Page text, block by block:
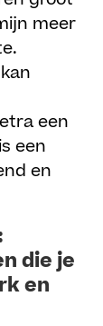
meer
een
een
en
die je
en